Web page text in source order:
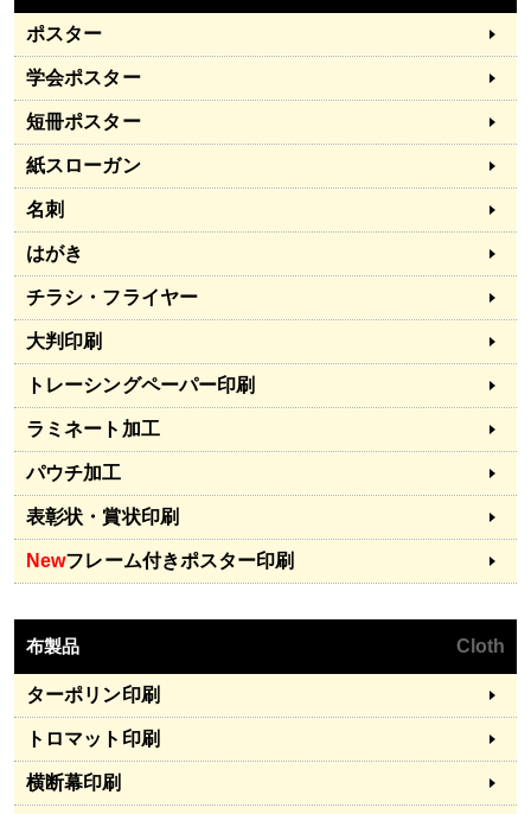
ポスター
学会ポスター
短冊ポスター
紙スローガン
名刺
はがき
チラシ・フライヤー
大判印刷
トレーシングペーパー印刷
ラミネート加工
パウチ加工
表彰状・賞状印刷
Newフレーム付きポスター印刷
布製品 Cloth
ターポリン印刷
トロマット印刷
横断幕印刷